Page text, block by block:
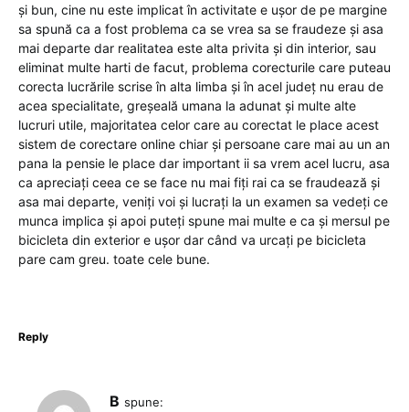
și bun, cine nu este implicat în activitate e ușor de pe margine
sa spună ca a fost problema ca se vrea sa se fraudeze și asa
mai departe dar realitatea este alta privita și din interior, sau
eliminat multe harti de facut, problema corecturile care puteau
corecta lucrările scrise în alta limba și în acel județ nu erau de
acea specialitate, greșeală umana la adunat și multe alte
lucruri utile, majoritatea celor care au corectat le place acest
sistem de corectare online chiar și persoane care mai au un an
pana la pensie le place dar important ii sa vrem acel lucru, asa
ca apreciați ceea ce se face nu mai fiți rai ca se fraudează și
asa mai departe, veniți voi și lucrați la un examen sa vedeți ce
munca implica și apoi puteți spune mai multe e ca și mersul pe
bicicleta din exterior e ușor dar când va urcați pe bicicleta
pare cam greu. toate cele bune.
Reply
B spune: